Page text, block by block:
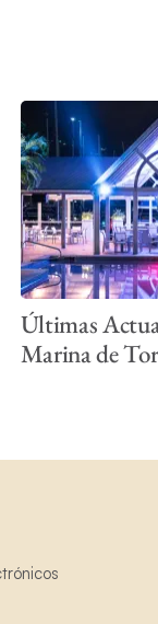
Últimas
Marina de